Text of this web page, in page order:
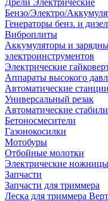
Дрели Электрические
Бензо/Электро/
Генераторы бенз. и
Виброплиты
Аккумуляторы и
электроинструментов
Электрические
Аппараты высокого
Автоматические
Универсальный резак
Автоматические
Бетоносмесители
Газонокосилки
Мотобуры
Отбойные молотки
Электрические
Запчасти
Запчасти для триммера
Леска для триммера